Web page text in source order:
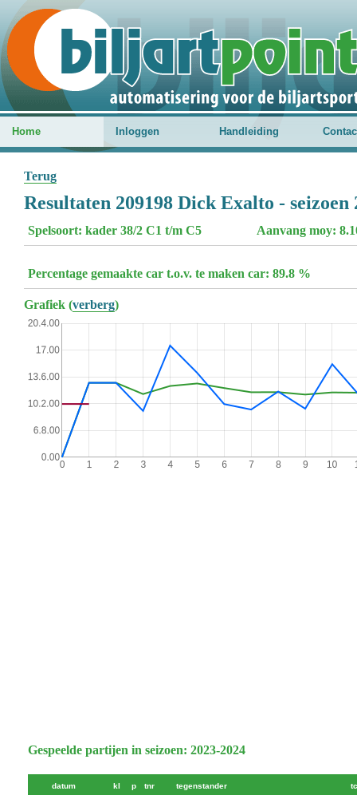
Home Inloggen Handleiding
Terug
Resultaten 209198 Dick Exalto - seizoen
Spelsoort: kader 38/2 C1 t/m C5 Aanvang moy:
Percentage gemaakte car t.o.v. te maken car: 89.8 %
Grafiek (verberg)
Gespeelde partijen in seizoen: 2023-2024
datum kl p tnr tegenstander